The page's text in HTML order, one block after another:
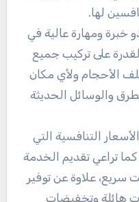
لها.
خبرة ومهارة عالية في
على تركيب جميع
الأحجام ولأي مكان
والوسائل الحديثة
التنافسية التي
تراعي تقديم الخدمة
سريع، علاوة عن توفير
هائلة وتخفيضات